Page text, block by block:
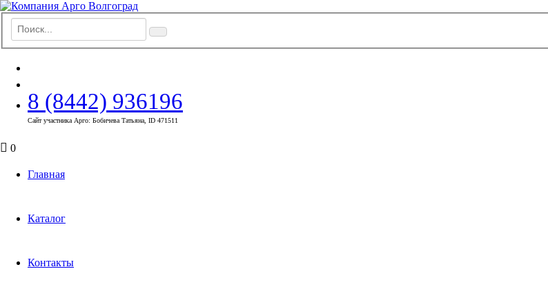
8 (8442) 936196
Сайт участника Арго: Бобичева Татьяна, ID 471511
0
Главная
Каталог
Контакты